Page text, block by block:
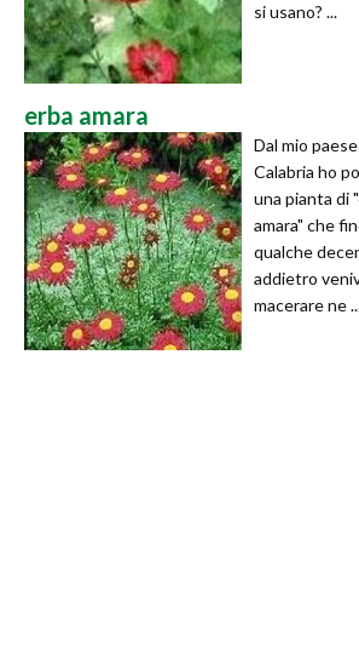
si usano? ...
erba amara
Dal mio
Calabria ho
una pianta di
amara" che
qualche
addietro
macerare ne